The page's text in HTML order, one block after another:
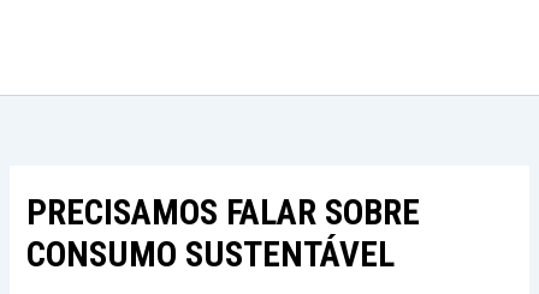
conteúdo
PRECISAMOS FALAR SOBRE
CONSUMO SUSTENTÁVEL